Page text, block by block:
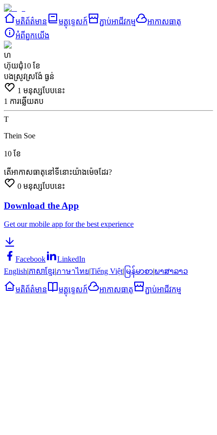
មតិព័ត៌មាន មគ្គុទ្ទេសក៍ ភ្ជាប់អាជីវកម្ម
អាកាសធាតុ
អំពី​ពួក​យើង
ហ
ហ៊ុយ​ជុំ10 ខែ
បងស្រូវស្រង៉ែ ធ្ងន់
1 មនុស្សបែបនេះ
1 ការឆ្លើយតប
T
Thein Soe
10 ខែ
តើអាកាសធាតុនៅទីនោះយ៉ាងម៉េចដែរ?
0 មនុស្សបែបនេះ
Download the App
Get our mobile app for the best experience
Facebook
LinkedIn
English|ភាសាខ្មែរ|ภาษาไทย|Tiếng Việt| မြန်မာစာ|ພາສາລາວ
មតិព័ត៌មាន មគ្គុទ្ទេសក៍ អាកាសធាតុ ភ្ជាប់អាជីវកម្ម